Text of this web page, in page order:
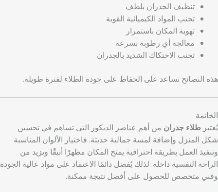
تنظيف الجدران بلطف
تجنب المواد الكيميائية القوية
تهوية المكان باستمرار
معالجة أي رطوبة بسرعة
تجنب الاحتكاك الشديد بالجدران
هذه النصائح تساعد على الحفاظ على جودة الطلاء لفترة طويلة.
الخاتمة
يُعتبر طلاء جدران من أهم عناصر الديكور التي تساهم في تحسين
شكل المنزل وإضافة لمسة جمالية حديثة. فاختيار الألوان المناسبة
وتنفيذ العمل بطريقة احترافية يمنح المكان مظهرًا أنيقًا ويزيد من
الراحة النفسية داخله. لذلك يُفضل دائمًا الاعتماد على مواد عالية الجودة
وفني متخصص للحصول على أفضل نتيجة ممكنة.